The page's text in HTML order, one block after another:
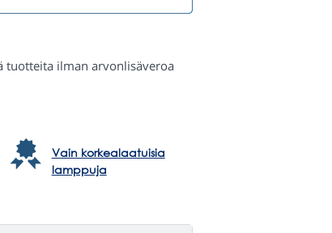
tuotteita ilman arvonlisäveroa
Vain korkealaatuisia
lamppuja